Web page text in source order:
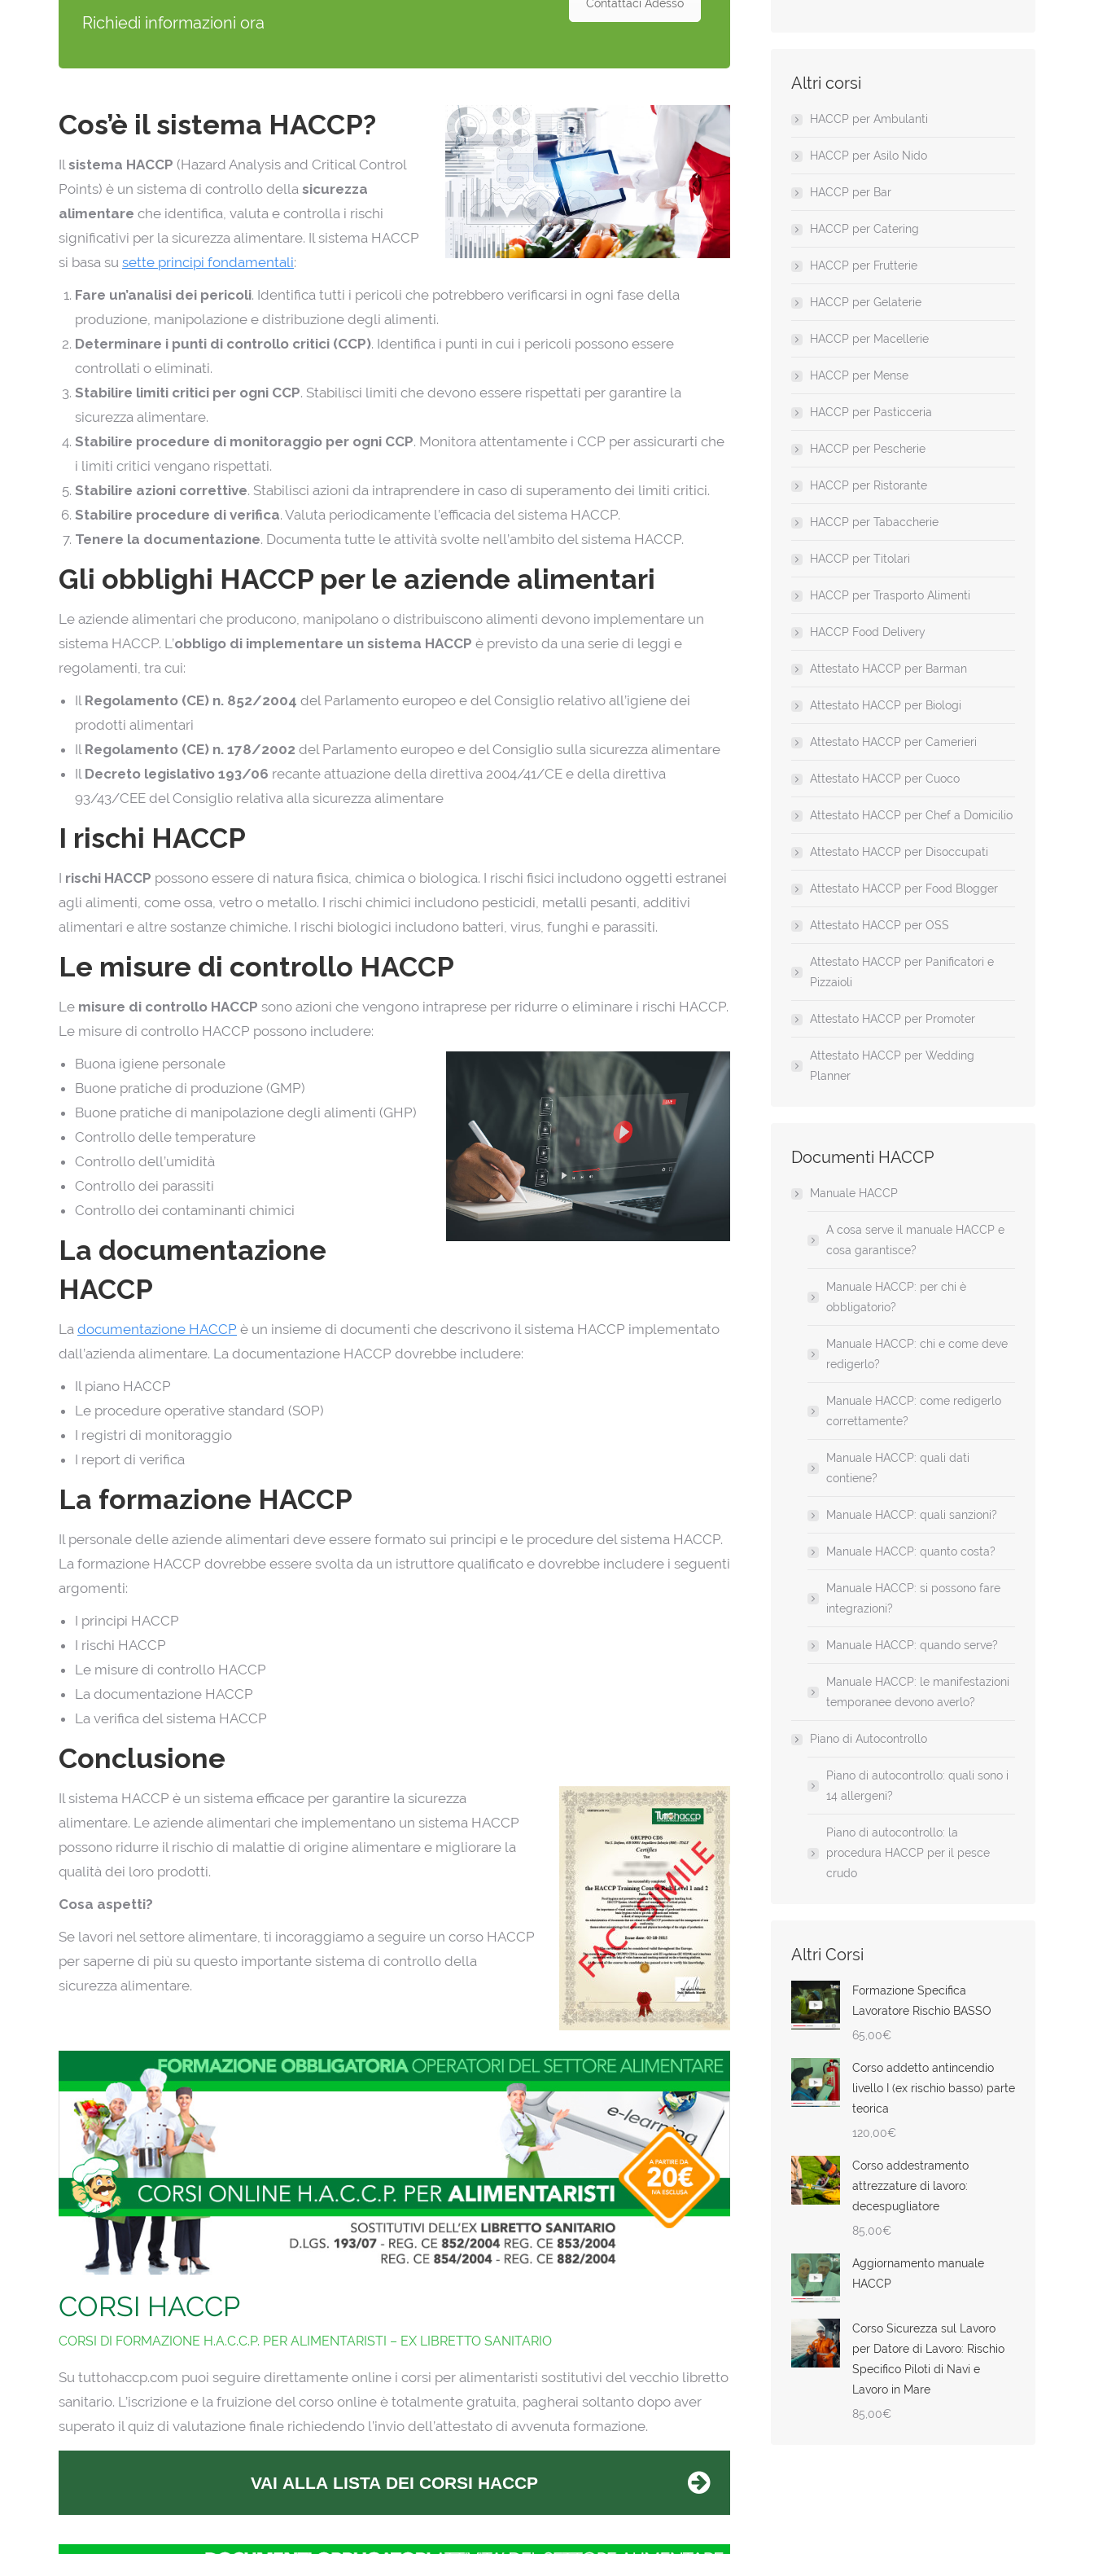
Richiedi informazioni ora
Contattaci Adesso
Cos’è il sistema HACCP?
Ilsistema HACCP (Hazard Analysis and Critical Control
Points) è un sistema di controllo della sicurezza
alimentare che identifica, valuta e controlla i rischi
significativi per la sicurezza alimentare. Il sistema HACCP
si basa su sette principi fondamentali:
Fare un’analisi dei pericoli. Identifica tutti i pericoli che potrebbero verificarsi in ogni fase della
produzione, manipolazione e distribuzione degli alimenti.
Determinare i punti di controllo critici (CCP). Identifica i punti in cui i pericoli possono essere
controllati o eliminati.
Stabilire limiti critici per ogni CCP. Stabilisci limiti che devono essere rispettati per garantire la
sicurezza alimentare.
Stabilire procedure di monitoraggio per ogni CCP. Monitora attentamente i CCP per assicurarti che
i limiti critici vengano rispettati.
Stabilire azioni correttive. Stabilisci azioni da intraprendere in caso di superamento dei limiti critici.
Stabilire procedure di verifica. Valuta periodicamente l’efficacia del sistema HACCP.
Tenere la documentazione. Documenta tutte le attività svolte nell’ambito del sistema HACCP.
Gli obblighi HACCP per le aziende alimentari
Le aziende alimentari che producono, manipolano o distribuiscono alimenti devono implementare un
sistema HACCP. L’obbligo di implementare un sistema HACCP è previsto da una serie di leggi e
regolamenti, tra cui:
Il Regolamento (CE) n. 852/2004 del Parlamento europeo e del Consiglio relativo all’igiene dei
prodotti alimentari
Il Regolamento (CE) n. 178/2002 del Parlamento europeo e del Consiglio sulla sicurezza alimentare
Il Decreto legislativo 193/06 recante attuazione della direttiva 2004/41/CE e della direttiva
93/43/CEE del Consiglio relativa alla sicurezza alimentare
I rischi HACCP
I rischi HACCP possono essere di natura fisica, chimica o biologica. I rischi fisici includono oggetti estranei
agli alimenti, come ossa, vetro o metallo. I rischi chimici includono pesticidi, metalli pesanti, additivi
alimentari e altre sostanze chimiche. I rischi biologici includono batteri, virus, funghi e parassiti.
Le misure di controllo HACCP
Le misure di controllo HACCP sono azioni che vengono intraprese per ridurre o eliminare i rischi HACCP.
Le misure di controllo HACCP possono includere:
Buona igiene personale
Buone pratiche di produzione (GMP)
Buone pratiche di manipolazione degli alimenti (GHP)
Controllo delle temperature
Controllo dell’umidità
Controllo dei parassiti
Controllo dei contaminanti chimici
La documentazione
HACCP
La documentazione HACCP è un insieme di documenti che descrivono il sistema HACCP implementato
dall’azienda alimentare. La documentazione HACCP dovrebbe includere:
Il piano HACCP
Le procedure operative standard (SOP)
I registri di monitoraggio
I report di verifica
La formazione HACCP
Il personale delle aziende alimentari deve essere formato sui principi e le procedure del sistema HACCP.
La formazione HACCP dovrebbe essere svolta da un istruttore qualificato e dovrebbe includere i seguenti
argomenti:
I principi HACCP
I rischi HACCP
Le misure di controllo HACCP
La documentazione HACCP
La verifica del sistema HACCP
Conclusione
Il sistema HACCP è un sistema efficace per garantire la sicurezza
alimentare. Le aziende alimentari che implementano un sistema HACCP
possono ridurre il rischio di malattie di origine alimentare e migliorare la
qualità dei loro prodotti.
Cosa aspetti?
Se lavori nel settore alimentare, ti incoraggiamo a seguire un corso HACCP
per saperne di più su questo importante sistema di controllo della
sicurezza alimentare.
CORSI HACCP
CORSI DI FORMAZIONE H.A.C.C.P. PER ALIMENTARISTI – EX LIBRETTO SANITARIO
Su tuttohaccp.com puoi seguire direttamente online i corsi per alimentaristi sostitutivi del vecchio libretto
sanitario. L’iscrizione e la fruizione del corso online è totalmente gratuita, pagherai soltanto dopo aver
superato il quiz di valutazione finale richiedendo l’invio dell’attestato di avvenuta formazione.
VAI ALLA LISTA DEI CORSI HACCP
Altri corsi
HACCP per Ambulanti
HACCP per Asilo Nido
HACCP per Bar
HACCP per Catering
HACCP per Frutterie
HACCP per Gelaterie
HACCP per Macellerie
HACCP per Mense
HACCP per Pasticceria
HACCP per Pescherie
HACCP per Ristorante
HACCP per Tabaccherie
HACCP per Titolari
HACCP per Trasporto Alimenti
HACCP Food Delivery
Attestato HACCP per Barman
Attestato HACCP per Biologi
Attestato HACCP per Camerieri
Attestato HACCP per Cuoco
Attestato HACCP per Chef a Domicilio
Attestato HACCP per Disoccupati
Attestato HACCP per Food Blogger
Attestato HACCP per OSS
Attestato HACCP per Panificatori e
Pizzaioli
Attestato HACCP per Promoter
Attestato HACCP per Wedding
Planner
Documenti HACCP
Manuale HACCP
A cosa serve il manuale HACCP e
cosa garantisce?
Manuale HACCP: per chi è
obbligatorio?
Manuale HACCP: chi e come deve
redigerlo?
Manuale HACCP: come redigerlo
correttamente?
Manuale HACCP: quali dati
contiene?
Manuale HACCP: quali sanzioni?
Manuale HACCP: quanto costa?
Manuale HACCP: si possono fare
integrazioni?
Manuale HACCP: quando serve?
Manuale HACCP: le manifestazioni
temporanee devono averlo?
Piano di Autocontrollo
Piano di autocontrollo: quali sono i
14 allergeni?
Piano di autocontrollo: la
procedura HACCP per il pesce
crudo
Altri Corsi
Formazione Specifica
Lavoratore Rischio BASSO
65,00€
Corso addetto antincendio
livello I (ex rischio basso) parte
teorica
120,00€
Corso addestramento
attrezzature di lavoro:
decespugliatore
85,00€
Aggiornamento manuale
HACCP
Corso Sicurezza sul Lavoro
per Datore di Lavoro: Rischio
Specifico Piloti di Navi e
Lavoro in Mare
85,00€